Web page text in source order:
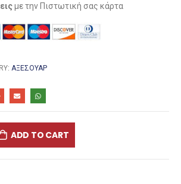
με την Πιστωτική σας κάρτα
ΑΞΕΣΟΥΆΡ
ADD TO CART